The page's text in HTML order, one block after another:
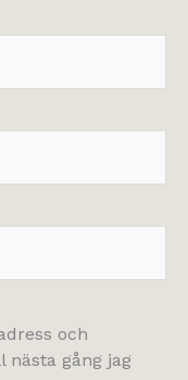
och
gång jag